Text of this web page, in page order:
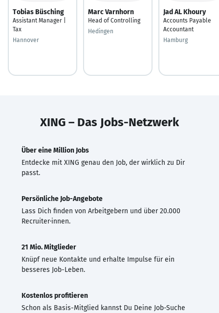
Tobias Büsching
Assistant Manager |
Tax
Hannover
Marc Varnhorn
Head of Controlling
Hedingen
Jad AL Khoury
Accounts Payable
Accountant
Hamburg
XING – Das Jobs-Netzwerk
Über eine Million Jobs
Entdecke mit XING genau den Job, der wirklich zu Dir
passt.
Persönliche Job-Angebote
Lass Dich finden von Arbeitgebern und über 20.000
Recruiter·innen.
21 Mio. Mitglieder
Knüpf neue Kontakte und erhalte Impulse für ein
besseres Job-Leben.
Kostenlos profitieren
Schon als Basis-Mitglied kannst Du Deine Job-Suche